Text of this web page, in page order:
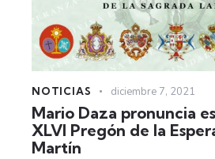
NOTICIAS diciembre 7, 2021
Mario Daza pronuncia
XLVI Pregón de la
Martín